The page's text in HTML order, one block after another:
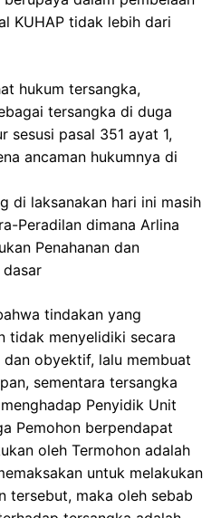
KUHAP tidak lebih dari
hukum tersangka,
tersangka di duga
sesusi pasal 351 ayat 1,
ancaman hukumnya di
di laksanakan hari ini masih
Peradilan dimana Arlina
Penahanan dan
tindakan yang
tidak menyelidiki secara
obyektif, lalu membuat
sementara tersangka
Penyidik Unit
Pemohon berpendapat
oleh Termohon adalah
untuk melakukan
tersebut, maka oleh sebab